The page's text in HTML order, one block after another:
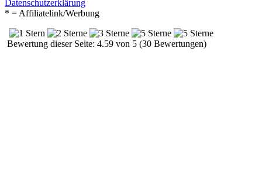
Datenschutzerklärung
* = Affiliatelink/Werbung
Bewertung dieser Seite: 4.59 von 5 (30 Bewertungen)